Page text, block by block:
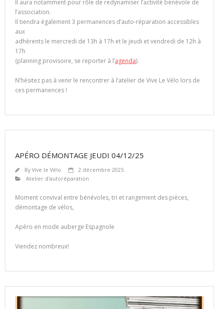
Il aura notamment pour rôle de redynamiser l’activité bénévole de
l’association.
Il tiendra également 3 permanences d’auto-réparation accessibles
aux
adhérents le mercredi de 13h à 17h et le jeudi et vendredi de 12h à
17h
(planning provisoire, se reporter à l’agenda).
N’hésitez pas à venir le rencontrer à l’atelier de Vive Le Vélo lors de
ces permanences !
APÉRO DÉMONTAGE JEUDI 04/12/25
ByVive le Vélo
2 décembre 2025
Atelier d'autoréparation
Moment convival entre bénévoles, tri et rangement des pièces,
démontage de vélos,
Apéro en mode auberge Espagnole
Viendez nombreux!